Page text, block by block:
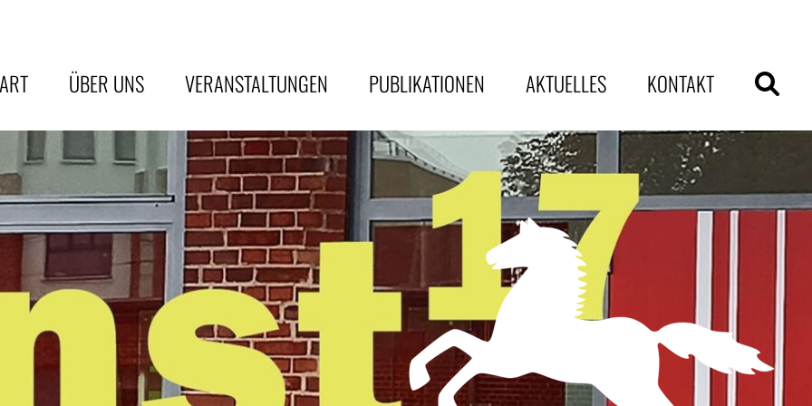
ÜBER UNS VERANSTALTUNGEN PUBLIKATIONEN AKTUELLES KONTAKT